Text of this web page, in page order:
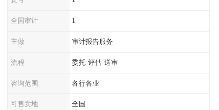
全国审计 1
主做 审计报告服务
流程 委托-评估-送审
咨询范围 各行各业
可售卖地 全国